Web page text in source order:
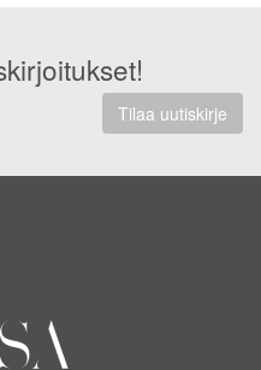
Tilaa uutiskirje